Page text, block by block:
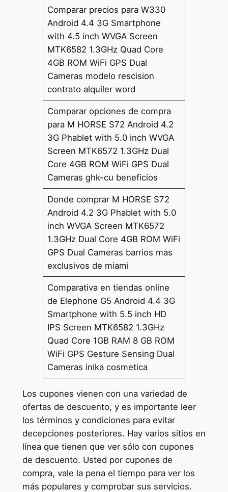
Comparar precios para W330
Android 4.4 3G Smartphone
with 4.5 inch WVGA Screen
MTK6582 1.3GHz Quad Core
4GB ROM WiFi GPS Dual
Cameras modelo rescision
contrato alquiler word
Comparar opciones de compra
para M HORSE S72 Android 4.2
3G Phablet with 5.0 inch WVGA
Screen MTK6572 1.3GHz Dual
Core 4GB ROM WiFi GPS Dual
Cameras ghk-cu beneficios
Donde comprar M HORSE S72
Android 4.2 3G Phablet with 5.0
inch WVGA Screen MTK6572
1.3GHz Dual Core 4GB ROM WiFi
GPS Dual Cameras barrios mas
exclusivos de miami
Comparativa en tiendas online
de Elephone G5 Android 4.4 3G
Smartphone with 5.5 inch HD
IPS Screen MTK6582 1.3GHz
Quad Core 1GB RAM 8 GB ROM
WiFi GPS Gesture Sensing Dual
Cameras inika cosmetica
Los cupones vienen con una variedad de
ofertas de descuento, y es importante leer
los términos y condiciones para evitar
decepciones posteriores. Hay varios sitios en
línea que tienen que ver sólo con cupones
de descuento. Usted por cupones de
compra, vale la pena el tiempo para ver los
más populares y comprobar sus servicios.